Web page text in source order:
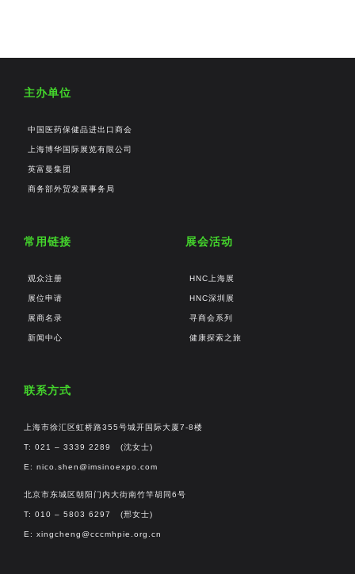
主办单位
中国医药保健品进出口商会
上海博华国际展览有限公司
英富曼集团
商务部外贸发展事务局
常用链接
观众注册
展位申请
展商名录
新闻中心
展会活动
HNC上海展
HNC深圳展
寻商会系列
健康探索之旅
联系方式
上海市徐汇区虹桥路355号城开国际大厦7-8楼
T: 021 – 3339 2289 (沈女士)
E: nico.shen@imsinoexpo.com
北京市东城区朝阳门内大街南竹竿胡同6号
T: 010 – 5803 6297 (邢女士)
E: xingcheng@cccmhpie.org.cn